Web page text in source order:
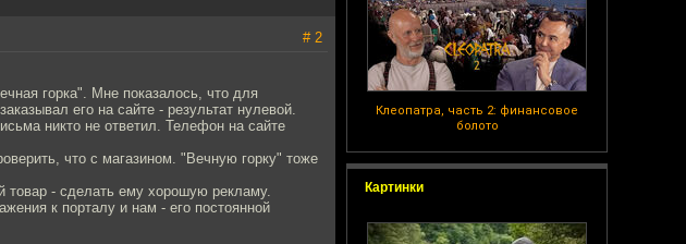
Клеопатра, часть 2: финансовое
болото
Картинки
# 2
горка". Мне показалось, что для
его на сайте - результат нулевой.
никто не ответил. Телефон на сайте
что с магазином. "Вечную горку" тоже
товар - сделать ему хорошую рекламу.
к порталу и нам - его постоянной